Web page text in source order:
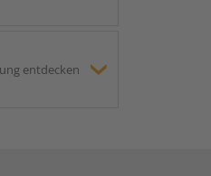
entdecken